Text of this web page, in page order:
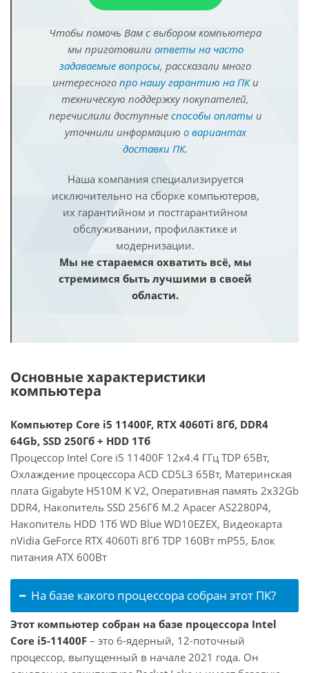
Чтобы помочь Вам с выбором компьютера
мы приготовили ответы на часто
задаваемые вопросы, рассказали много
интересного про нашу гарантию на ПКи
техническую поддержку покупателей,
перечислили доступные способы оплатыи
уточнили информацию о вариантах
доставки ПК.
Наша компания специализируется
исключительно на сборке компьютеров,
их гарантийном и постгарантийном
обслуживании, профилактике и
модернизации.
Мы не стараемся охватить всё, мы
стремимся быть лучшими в своей
области.
Основные характеристики
компьютера
Компьютер Core i5 11400F, RTX 4060Ti 8Гб, DDR4
64Gb, SSD 250Гб + HDD 1Тб
Процессор Intel Core i5 11400F 12x4.4 ГГц TDP 65Вт,
Охлаждение процессора ACD CD5L3 65Вт, Материнская
плата Gigabyte H510M K V2, Оперативная память 2x32Gb
DDR4, Накопитель SSD 256Гб M.2 Apacer AS2280P4,
Накопитель HDD 1Тб WD Blue WD10EZEX, Видеокарта
nVidia GeForce RTX 4060Ti 8Гб TDP 160Вт mP55, Блок
питания ATX 600Вт
На базе какого процессора собран этот ПК?
Этот компьютер собран на базе процессора Intel
Core i5-11400F – это 6-ядерный, 12-поточный
процессор, выпущенный в начале 2021 года. Он